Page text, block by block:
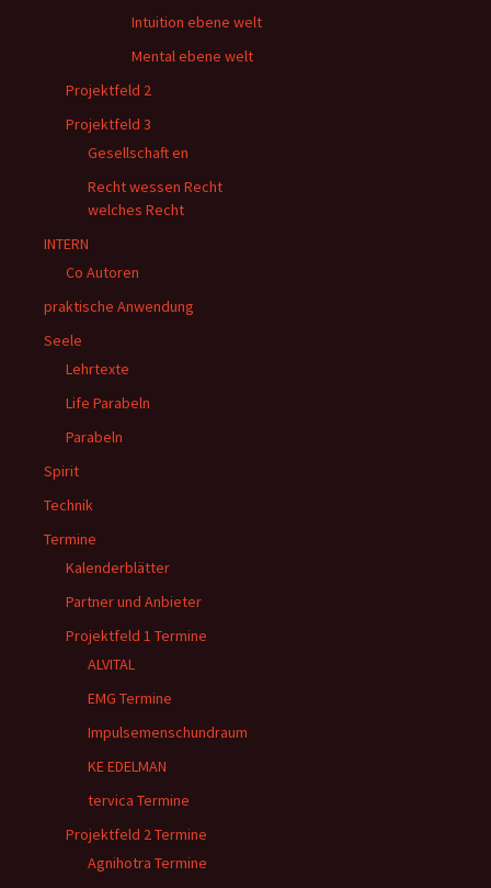
Intuition ebene welt
Mental ebene welt
Projektfeld 2
Projektfeld 3
Gesellschaft en
Recht wessen Recht
welches Recht
INTERN
Co Autoren
praktische Anwendung
Seele
Lehrtexte
Life Parabeln
Parabeln
Spirit
Technik
Termine
Kalenderblätter
Partner und Anbieter
Projektfeld 1 Termine
ALVITAL
EMG Termine
Impulsemenschundraum
KE EDELMAN
tervica Termine
Projektfeld 2 Termine
Agnihotra Termine